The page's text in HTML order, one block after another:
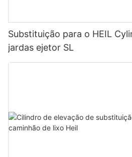
Substituição para o HEIL
jardas ejetor SL